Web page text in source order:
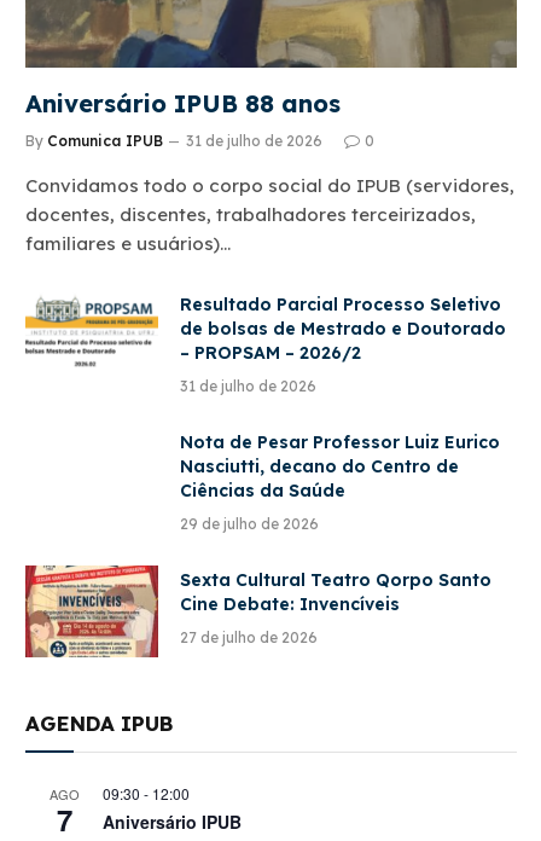
Aniversário IPUB 88 anos
By Comunica IPUB 31 de julho de 2026 0
Convidamos todo o corpo social do IPUB (servidores,
docentes, discentes, trabalhadores terceirizados,
familiares e usuários)…
Resultado Parcial Processo Seletivo
de bolsas de Mestrado e Doutorado
– PROPSAM – 2026/2
31 de julho de 2026
Nota de Pesar Professor Luiz Eurico
Nasciutti, decano do Centro de
Ciências da Saúde
29 de julho de 2026
Sexta Cultural Teatro Qorpo Santo
Cine Debate: Invencíveis
27 de julho de 2026
AGENDA IPUB
AGO
7
09:30 - 12:00
Aniversário IPUB